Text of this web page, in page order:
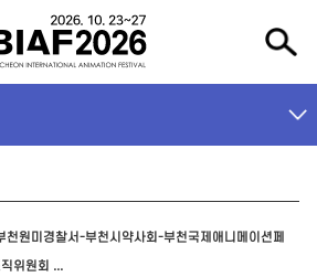
천원미경찰서-부천시약사회-부천국제애니메이션페
위원회 ...